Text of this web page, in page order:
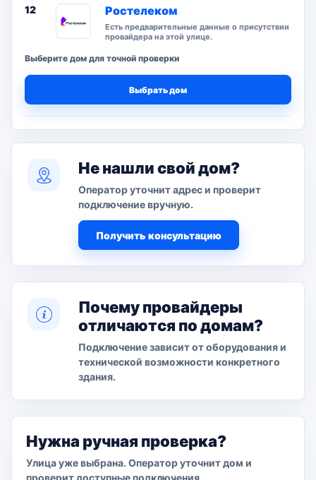
12 Ростелеком
Есть предварительные данные о присутствии
провайдера на этой улице.
Выберите дом для точной проверки
Выбрать дом
Не нашли свой дом?
Оператор уточнит адрес и проверит
подключение вручную.
Получить консультацию
Почему провайдеры
отличаются по домам?
Подключение зависит от оборудования и
технической возможности конкретного
здания.
Нужна ручная проверка?
Улица уже выбрана. Оператор уточнит дом и
проверит доступные подключения.